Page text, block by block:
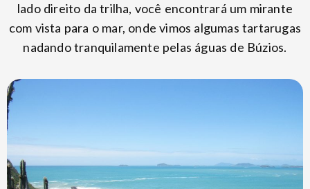
lado direito da trilha, você encontrará um mirante
com vista para o mar, onde vimos algumas tartarugas
nadando tranquilamente pelas águas de Búzios.